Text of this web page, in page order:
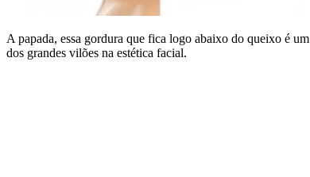
A papada, essa gordura que fica logo abaixo do queixo é um
dos grandes vilões na estética facial.